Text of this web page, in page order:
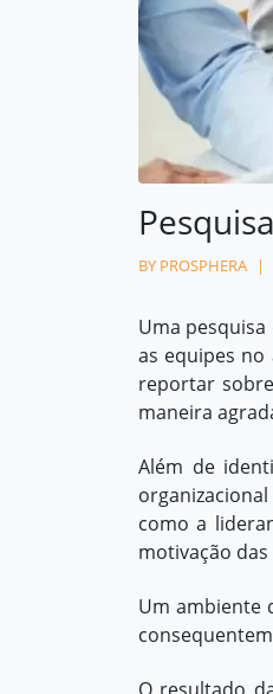
BY PROSPHERA
Uma
as equipes
reportar
maneira
Além de
como a
motivação
Um ambiente